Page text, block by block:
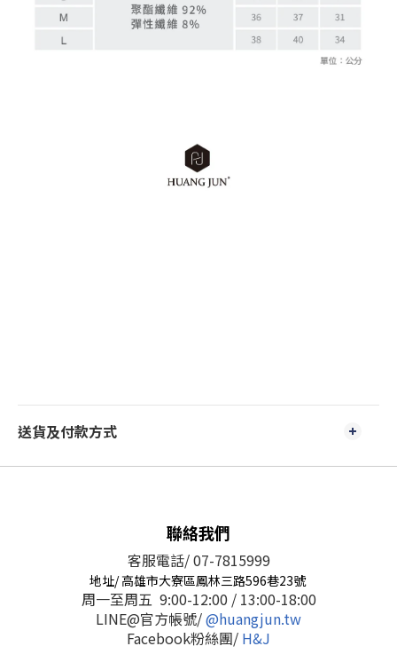
送貨及付款方式
聯絡我們
客服電話/ 07-7815999
地址/ 高雄市大寮區鳳林三路596巷23號
周一至周五 9:00-12:00 / 13:00-18:00
LINE@官方帳號/@huangjun.tw
Facebook粉絲團/ H&J